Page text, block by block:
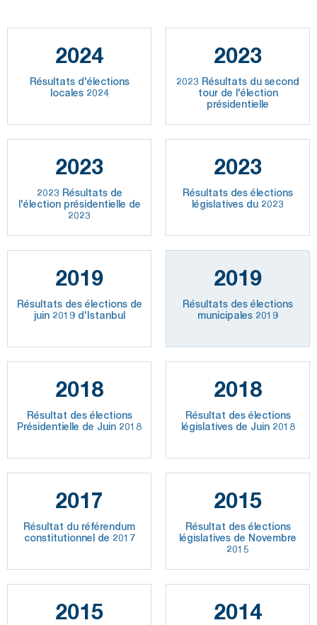
2024
Résultats d'élections
locales 2024
2023
2023 Résultats du second
tour de l'élection
présidentielle
2023
2023 Résultats de
l'élection présidentielle de
2023
2023
Résultats des élections
législatives du 2023
2019
Résultats des élections de
juin 2019 d'Istanbul
2019
Résultats des élections
municipales 2019
2018
Résultat des élections
Présidentielle de Juin 2018
2018
Résultat des élections
législatives de Juin 2018
2017
Résultat du référendum
constitutionnel de 2017
2015
Résultat des élections
législatives de Novembre
2015
2015 2014